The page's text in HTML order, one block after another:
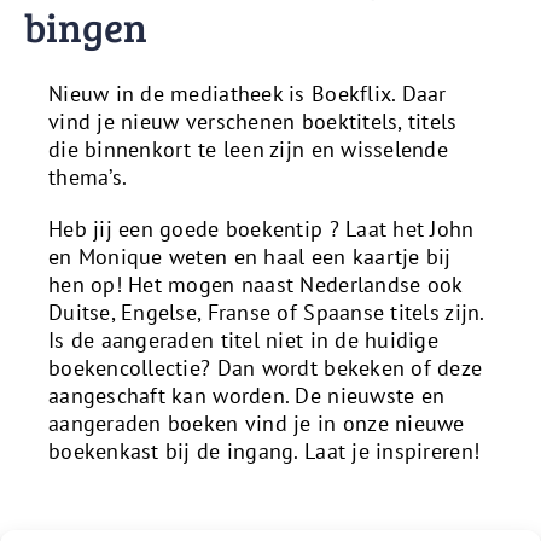
bingen
Nieuw in de mediatheek is Boekflix. Daar
vind je nieuw verschenen boektitels, titels
die binnenkort te leen zijn en wisselende
thema’s.
Heb jij een goede boekentip ? Laat het John
en Monique weten en haal een kaartje bij
hen op! Het mogen naast Nederlandse ook
Duitse, Engelse, Franse of Spaanse titels zijn.
Is de aangeraden titel niet in de huidige
boekencollectie? Dan wordt bekeken of deze
aangeschaft kan worden. De nieuwste en
aangeraden boeken vind je in onze nieuwe
boekenkast bij de ingang. Laat je inspireren!